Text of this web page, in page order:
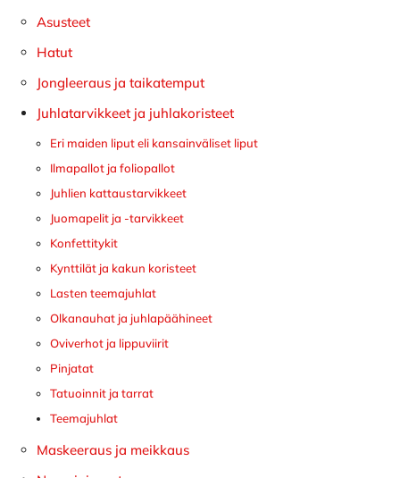
sivupalkki
Asusteet
Hatut
Jongleeraus ja taikatemput
Juhlatarvikkeet ja juhlakoristeet
Eri maiden liput eli kansainväliset liput
Ilmapallot ja foliopallot
Juhlien kattaustarvikkeet
Juomapelit ja -tarvikkeet
Konfettitykit
Kynttilät ja kakun koristeet
Lasten teemajuhlat
Olkanauhat ja juhlapäähineet
Oviverhot ja lippuviirit
Pinjatat
Tatuoinnit ja tarrat
Teemajuhlat
Maskeeraus ja meikkaus